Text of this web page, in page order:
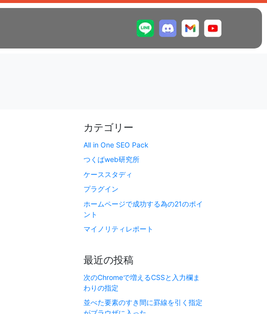
カテゴリー
All in One SEO Pack
つくばweb研究所
ケーススタディ
プラグイン
ホームページで成功する為の21のポイ
ント
マイノリティレポート
最近の投稿
次のChromeで増えるCSSと入力欄ま
わりの指定
並べた要素のすき間に罫線を引く指定